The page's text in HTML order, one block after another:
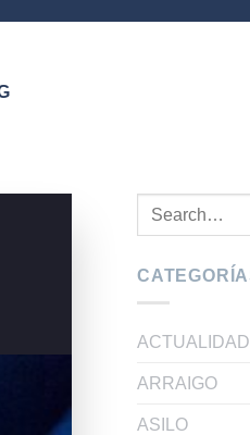
ACTUALIDAD
ARRAIGO
ASILO